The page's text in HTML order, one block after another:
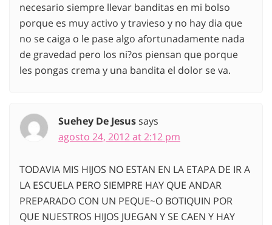
necesario siempre llevar banditas en mi bolso
porque es muy activo y travieso y no hay dia que
no se caiga o le pase algo afortunadamente nada
de gravedad pero los ni?os piensan que porque
les pongas crema y una bandita el dolor se va.
Suehey De Jesussays
agosto 24, 2012 at 2:12 pm
TODAVIA MIS HIJOS NO ESTAN EN LA ETAPA DE IR A
LA ESCUELA PERO SIEMPRE HAY QUE ANDAR
PREPARADO CON UN PEQUE~O BOTIQUIN POR
QUE NUESTROS HIJOS JUEGAN Y SE CAEN Y HAY